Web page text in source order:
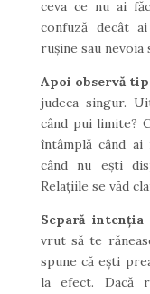
ceva ce nu ai
confuză decât
rușine sau
Apoi observă
judeca singur.
când pui limite?
întâmplă când
când nu ești
Relațiile se văd
Separă
vrut să te
spune că ești
la efect. Dacă